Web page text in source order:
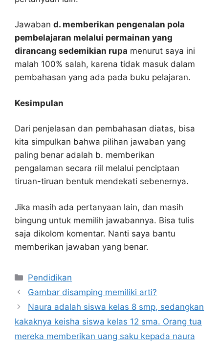
Jawaban d. memberikan pengenalan pola
pembelajaran melalui permainan yang
dirancang sedemikian rupa menurut saya ini
malah 100% salah, karena tidak masuk dalam
pembahasan yang ada pada buku pelajaran.
Kesimpulan
Dari penjelasan dan pembahasan diatas, bisa
kita simpulkan bahwa pilihan jawaban yang
paling benar adalah b. memberikan
pengalaman secara riil melalui penciptaan
tiruan-tiruan bentuk mendekati sebenernya.
Jika masih ada pertanyaan lain, dan masih
bingung untuk memilih jawabannya. Bisa tulis
saja dikolom komentar. Nanti saya bantu
memberikan jawaban yang benar.
Kategori
Pendidikan
Gambar disamping memiliki arti?
Naura adalah siswa kelas 8 smp, sedangkan
kakaknya keisha siswa kelas 12 sma. Orang tua
mereka memberikan uang saku kepada naura